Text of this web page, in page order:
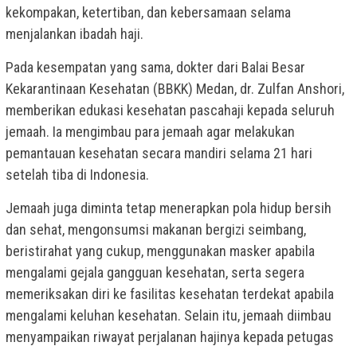
kekompakan, ketertiban, dan kebersamaan selama
menjalankan ibadah haji.
Pada kesempatan yang sama, dokter dari Balai Besar
Kekarantinaan Kesehatan (BBKK) Medan, dr. Zulfan Anshori,
memberikan edukasi kesehatan pascahaji kepada seluruh
jemaah. Ia mengimbau para jemaah agar melakukan
pemantauan kesehatan secara mandiri selama 21 hari
setelah tiba di Indonesia.
Jemaah juga diminta tetap menerapkan pola hidup bersih
dan sehat, mengonsumsi makanan bergizi seimbang,
beristirahat yang cukup, menggunakan masker apabila
mengalami gejala gangguan kesehatan, serta segera
memeriksakan diri ke fasilitas kesehatan terdekat apabila
mengalami keluhan kesehatan. Selain itu, jemaah diimbau
menyampaikan riwayat perjalanan hajinya kepada petugas